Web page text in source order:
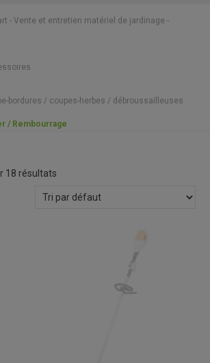
- Vente et entretien matériel de jardinage -
bordures / coupes-herbes / débroussailleuses
/ Rembourrage
18 résultats